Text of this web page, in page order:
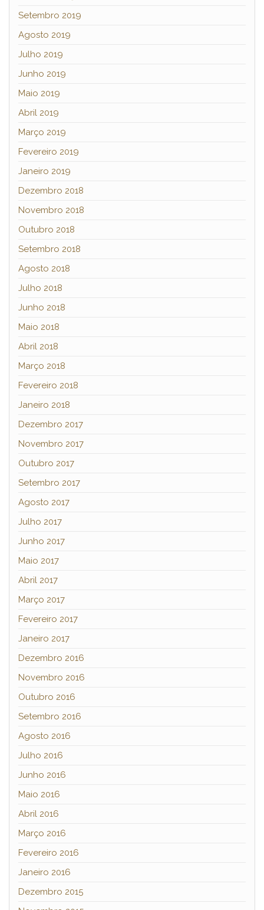
Setembro 2019
Agosto 2019
Julho 2019
Junho 2019
Maio 2019
Abril 2019
Março 2019
Fevereiro 2019
Janeiro 2019
Dezembro 2018
Novembro 2018
Outubro 2018
Setembro 2018
Agosto 2018
Julho 2018
Junho 2018
Maio 2018
Abril 2018
Março 2018
Fevereiro 2018
Janeiro 2018
Dezembro 2017
Novembro 2017
Outubro 2017
Setembro 2017
Agosto 2017
Julho 2017
Junho 2017
Maio 2017
Abril 2017
Março 2017
Fevereiro 2017
Janeiro 2017
Dezembro 2016
Novembro 2016
Outubro 2016
Setembro 2016
Agosto 2016
Julho 2016
Junho 2016
Maio 2016
Abril 2016
Março 2016
Fevereiro 2016
Janeiro 2016
Dezembro 2015